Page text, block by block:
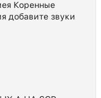
Коренные
добавите звуки